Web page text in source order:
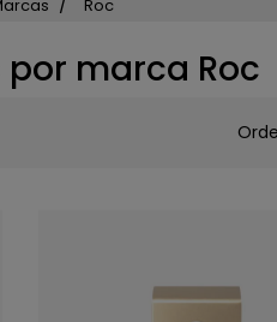
Roc
marca Roc